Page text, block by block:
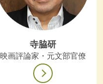
寺脇研
映画評論家・元文部官僚